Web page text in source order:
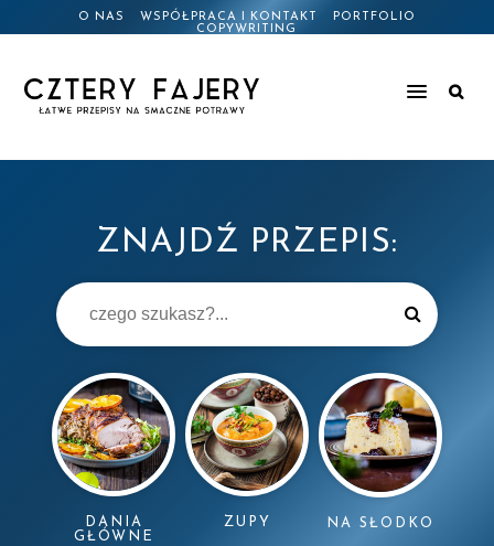
O NAS WSPÓŁPRACA I KONTAKT
PORTFOLIO
COPYWRITING
ZNAJDŹ PRZEPIS:
DANIA
GŁÓWNE
ZUPY NA SŁODKO